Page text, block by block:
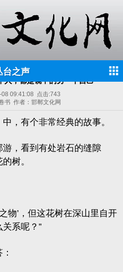
台之声
人，都是镜中的另一个自己
09:41:08 点击:743
书 作者：邯郸文化网
中，有个非常经典的故事。
，看到有处岩石的缝隙
树。
物’，但这花树在深山里自开
系呢？”